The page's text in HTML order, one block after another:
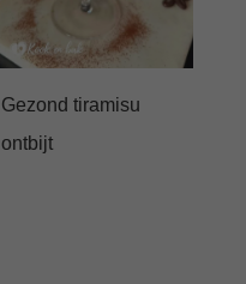
Gezond tiramisu
ontbijt